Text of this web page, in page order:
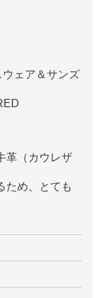
ェア＆サンズ
革（カウレザ
ため、とても